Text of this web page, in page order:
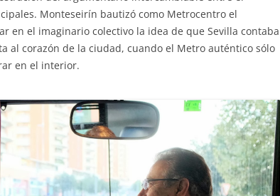
Monteseirín bautizó como Metrocentro el
en el imaginario colectivo la idea de que Sevilla contaba
al corazón de la ciudad, cuando el Metro auténtico sólo
en el interior.